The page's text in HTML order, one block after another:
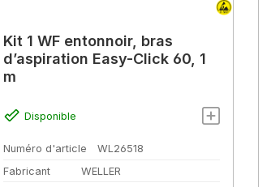
Kit 1 WF entonnoir, bras
d’aspiration Easy-Click 60, 1
m
Disponible
Numéro d'article
WL26518
Fabricant
WELLER